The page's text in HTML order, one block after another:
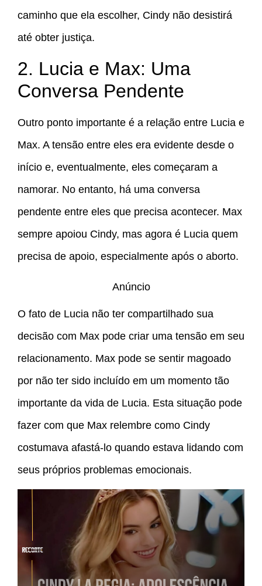
caminho que ela escolher, Cindy não desistirá
até obter justiça.
2. Lucia e Max: Uma
Conversa Pendente
Outro ponto importante é a relação entre Lucia e
Max. A tensão entre eles era evidente desde o
início e, eventualmente, eles começaram a
namorar. No entanto, há uma conversa
pendente entre eles que precisa acontecer. Max
sempre apoiou Cindy, mas agora é Lucia quem
precisa de apoio, especialmente após o aborto.
Anúncio
O fato de Lucia não ter compartilhado sua
decisão com Max pode criar uma tensão em seu
relacionamento. Max pode se sentir magoado
por não ter sido incluído em um momento tão
importante da vida de Lucia. Esta situação pode
fazer com que Max relembre como Cindy
costumava afastá-lo quando estava lidando com
seus próprios problemas emocionais.